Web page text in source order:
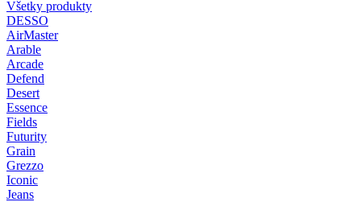
Všetky produkty
DESSO
AirMaster
Arable
Arcade
Defend
Desert
Essence
Fields
Futurity
Grain
Grezzo
Iconic
Jeans